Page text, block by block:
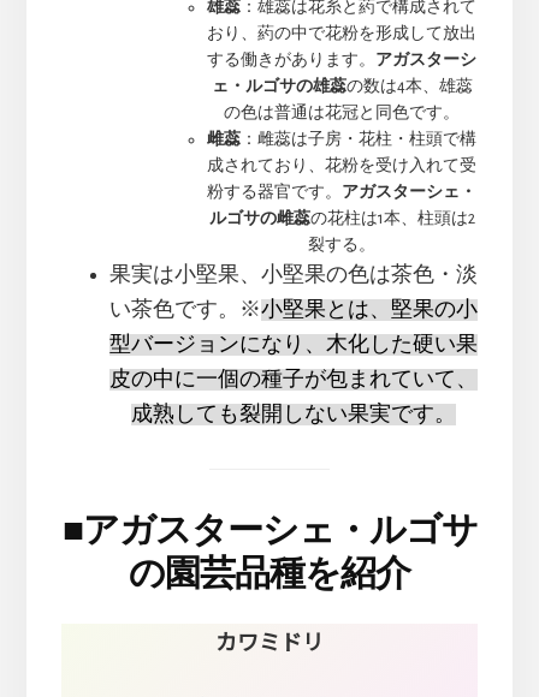
雄蕊 ：雄蕊は花糸と葯で構成されて
おり、葯の中で花粉を形成して放出
する働きがあります。 アガスターシ
ェ・ルゴサの雄蕊の数は4本、雄蕊
の色は普通は花冠と同色です。
雌蕊 ：雌蕊は子房・花柱・柱頭で構
成されており、花粉を受け入れて受
粉する器官です。 アガスターシェ・
ルゴサの雌蕊の花柱は1本、柱頭は2
裂する。
果実は小堅果、小堅果の色は茶色・淡
い茶色です。※小堅果とは、堅果の小
型バージョンになり、木化した硬い果
皮の中に一個の種子が包まれていて、
成熟しても裂開しない果実です。
■アガスターシェ・ルゴサ
の園芸品種を紹介
カワミドリ